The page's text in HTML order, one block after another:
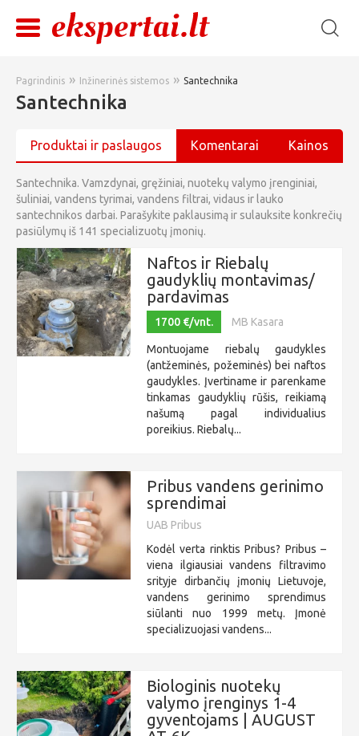
Pagrindinis » Inžinerinės sistemos » Santechnika
Santechnika
Produktai ir paslaugos Komentarai Kainos
Santechnika. Vamzdynai, gręžiniai, nuotekų valymo įrenginiai,
šuliniai, vandens tyrimai, vandens filtrai, vidaus ir lauko
santechnikos darbai. Parašykite paklausimą ir sulauksite konkrečių
pasiūlymų iš 141 specializuotų įmonių.
Naftos ir Riebalų
gaudyklių montavimas/
pardavimas
1700 €/vnt. MB Kasara
Montuojame riebalų gaudykles
(antžeminės, požeminės) bei naftos
gaudykles. Įvertiname ir parenkame
tinkamas gaudyklių rūšis, reikiamą
našumą pagal individualius
poreikius. Riebalų...
Pribus vandens gerinimo
sprendimai
UAB Pribus
Kodėl verta rinktis Pribus? Pribus –
viena ilgiausiai vandens filtravimo
srityje dirbančių įmonių Lietuvoje,
vandens gerinimo sprendimus
siūlanti nuo 1999 metų. Įmonė
specializuojasi vandens...
Biologinis nuotekų
valymo įrenginys 1-4
gyventojams | AUGUST